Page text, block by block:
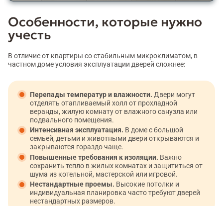
Особенности, которые нужно
учесть
В отличие от квартиры со стабильным микроклиматом, в
частном доме условия эксплуатации дверей сложнее:
Перепады температур и влажности. Двери могут
отделять отапливаемый холл от прохладной
веранды, жилую комнату от влажного санузла или
подвального помещения.
Интенсивная эксплуатация. В доме с большой
семьей, детьми и животными двери открываются и
закрываются гораздо чаще.
Повышенные требования к изоляции. Важно
сохранить тепло в жилых комнатах и защититься от
шума из котельной, мастерской или игровой.
Нестандартные проемы. Высокие потолки и
индивидуальная планировка часто требуют дверей
нестандартных размеров.